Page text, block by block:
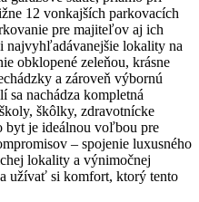
12 vonkajších parkovacích
pre majiteľov aj ich
najvyhľadávanejšie lokality na
obklopené zeleňou, krásne
a zároveň výbornú
sa nachádza kompletná
škôlky, zdravotnícke
byt je ideálnou voľbou pre
– spojenie luxusného
lokality a výnimočnej
užívať si komfort, ktorý tento